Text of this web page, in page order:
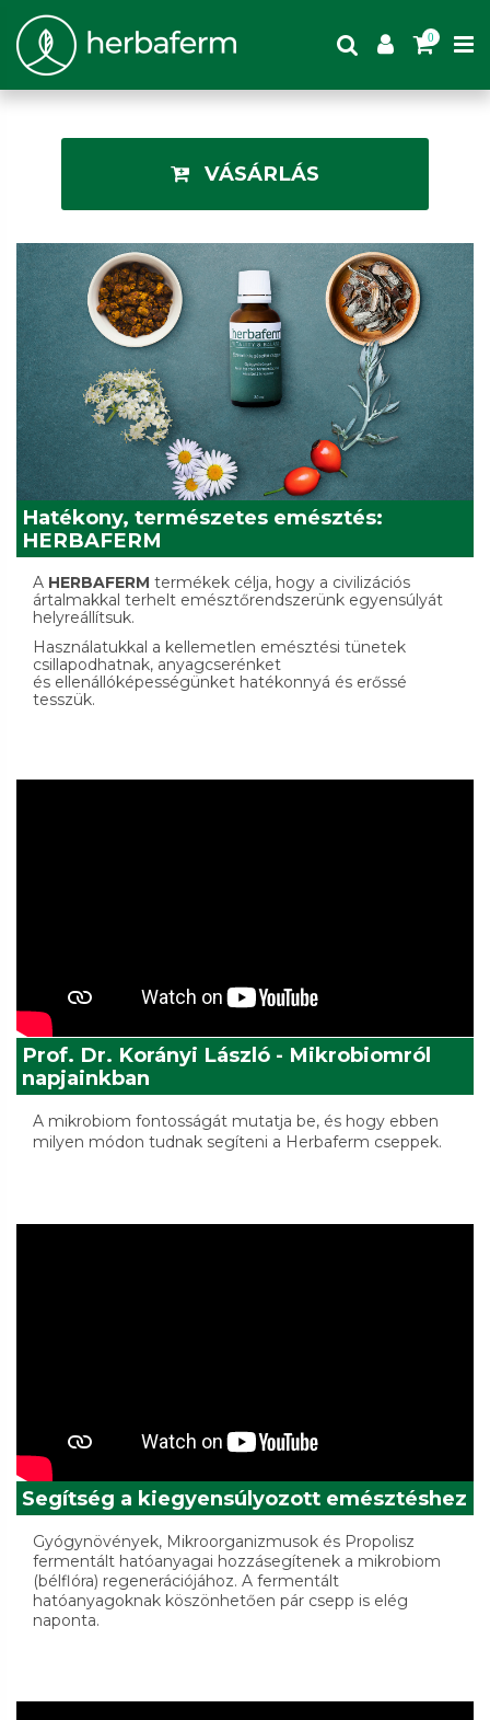
0
VÁSÁRLÁS
Hatékony, természetes emésztés:
HERBAFERM
A HERBAFERM termékek célja, hogy a civilizációs
ártalmakkal terhelt emésztőrendszerünk egyensúlyát
helyreállítsuk.
Használatukkal a kellemetlen emésztési tünetek
csillapodhatnak, anyagcserénket
és ellenállóképességünket hatékonnyá és erőssé
tesszük.
Prof. Dr. Korányi László - Mikrobiomról
napjainkban
A mikrobiom fontosságát mutatja be, és hogy ebben
milyen módon tudnak segíteni a Herbaferm cseppek.
Segítség a kiegyensúlyozott emésztéshez
Gyógynövények, Mikroorganizmusok és Propolisz
fermentált hatóanyagai hozzásegítenek a mikrobiom
(bélflóra) regenerációjához. A fermentált
hatóanyagoknak köszönhetően pár csepp is elég
naponta.